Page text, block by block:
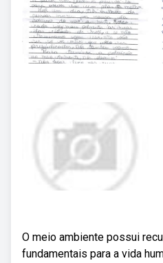
O meio ambiente possui
fundamentais para a vida